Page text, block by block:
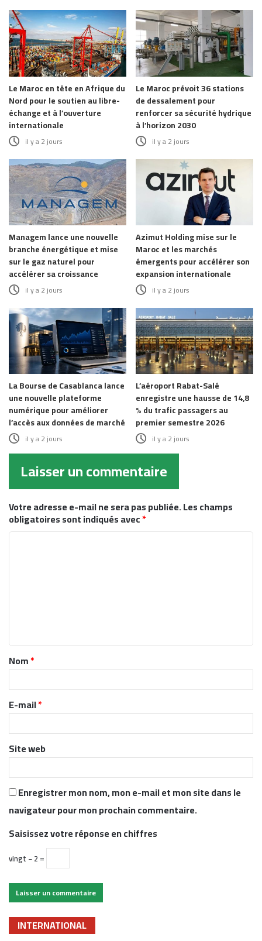
Le Maroc en tête en Afrique du
Nord pour le soutien au libre-
échange et à l’ouverture
internationale
il y a 2 jours
Le Maroc prévoit 36 stations
de dessalement pour
renforcer sa sécurité hydrique
à l’horizon 2030
il y a 2 jours
Managem lance une nouvelle
branche énergétique et mise
sur le gaz naturel pour
accélérer sa croissance
il y a 2 jours
Azimut Holding mise sur le
Maroc et les marchés
émergents pour accélérer son
expansion internationale
il y a 2 jours
La Bourse de Casablanca lance
une nouvelle plateforme
numérique pour améliorer
l’accès aux données de marché
il y a 2 jours
L’aéroport Rabat-Salé
enregistre une hausse de 14,8
% du trafic passagers au
premier semestre 2026
il y a 2 jours
Laisser un commentaire
Votre adresse e-mail ne sera pas publiée.Les champs
obligatoires sont indiqués avec*
t
a
r
e
*
Nom*
E-mail*
Site web
Enregistrer mon nom, mon e-mail et mon site dans le
navigateur pour mon prochain commentaire.
Saisissez votre réponse en chiffres
vingt − 2 =
INTERNATIONAL